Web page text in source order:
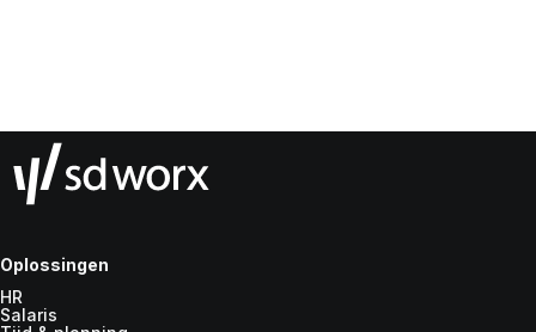
Oplossingen
HR
Salaris